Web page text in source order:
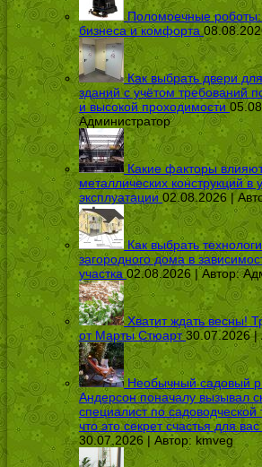
Поломоечные
бизнеса и комфорта
Как выбрать двери
зданий с учётом требований
и высокой проходимости
Администратор
Какие факторы
металлических конструкций в
эксплуатации 02.08.2026 |
Как выбрать
загородного дома в
участка 02.08.2026 | Автор:
Хватит ждать весны!
от Марты Стюарт 30.07.2026 |
Необычный садовый
Андерсон поначалу вызывал
специалист по садоводческой
что это секрет счастья для
30.07.2026 | Автор: kmveg